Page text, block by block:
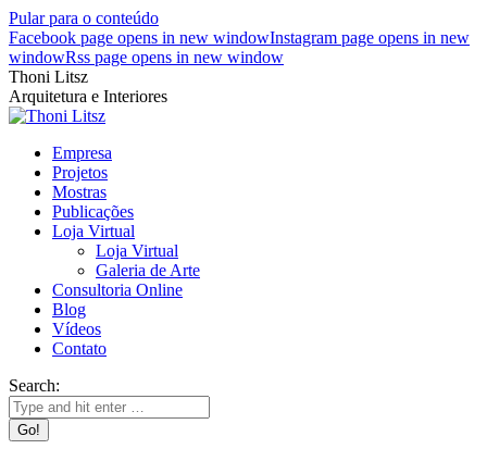
Pular para o conteúdo
Facebook page opens in new windowInstagram page opens in new
windowRss page opens in new window
Thoni Litsz
Arquitetura e Interiores
Empresa
Projetos
Mostras
Publicações
Loja Virtual
Loja Virtual
Galeria de Arte
Consultoria Online
Blog
Vídeos
Contato
Search: